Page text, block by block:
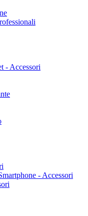
- Accessori
- Accessori